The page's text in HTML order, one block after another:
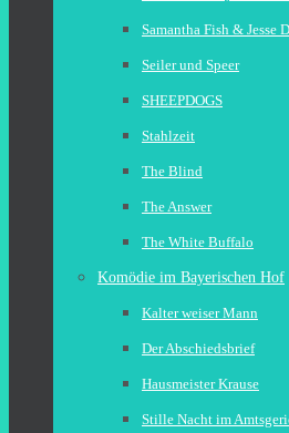
Samantha Fish & Jesse
Seiler und Speer
SHEEPDOGS
Stahlzeit
The Blind
The Answer
The White Buffalo
Komödie im Bayerischen Hof
Kalter weiser Mann
Der Abschiedsbrief
Hausmeister Krause
Stille Nacht im